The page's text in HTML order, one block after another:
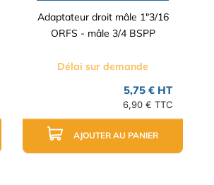
Adaptateur droit mâle 1"3/16
ORFS - mâle 3/4 BSPP
Délai sur demande
5,75 € HT
6,90 € TTC
AJOUTER AU PANIER